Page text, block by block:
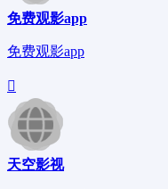
免费观影app
免费观影app
天空影视